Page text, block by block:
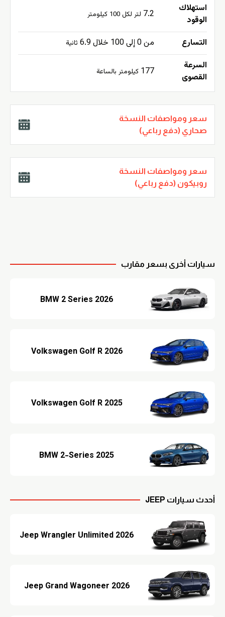
استهلاك
الوقود
7.2 لتر لكل 100 كيلومتر
التسارع من 0 إلى 100 خلال 6.9 ثانية
السرعة
القصوى
177 كيلومتر بالساعة
سعر ومواصفات النسخة
صحاري (دفع رباعي)
سعر ومواصفات النسخة
روبيكون (دفع رباعي)
سيارات أخرى بسعر مقارب
BMW 2 Series 2026
Volkswagen Golf R 2026
Volkswagen Golf R 2025
BMW 2-Series 2025
أحدث سيارات JEEP
Jeep Wrangler Unlimited 2026
Jeep Grand Wagoneer 2026